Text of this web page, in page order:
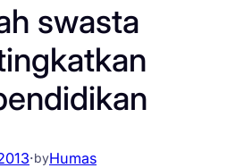
swasta
·byHumas